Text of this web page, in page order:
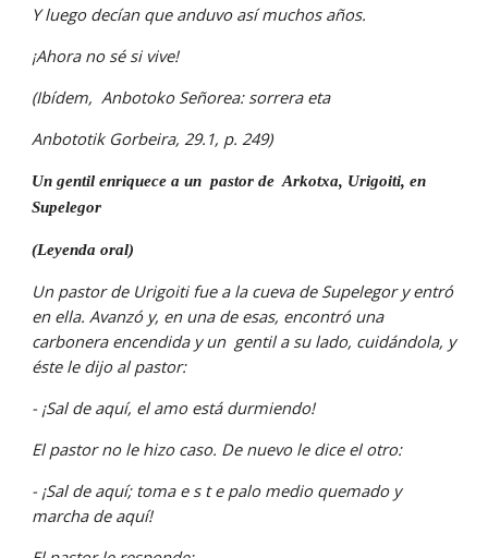
Y luego decían que anduvo así muchos años.
¡Ahora no sé si vive!
(Ibídem,  Anbotoko Señorea: sorrera eta
Anbototik Gorbeira, 29.1, p. 249)
Un gentil enriquece a un  pastor de  Arkotxa, Urigoiti, en
Supelegor
(Leyenda oral)
Un pastor de Urigoiti fue a la cueva de Supelegor y entró
en ella. Avanzó y, en una de esas, encontró una
carbonera encendida y un  gentil a su lado, cuidándola, y
éste le dijo al pastor:
- ¡Sal de aquí, el amo está durmiendo!
El pastor no le hizo caso. De nuevo le dice el otro:
- ¡Sal de aquí; toma e s t e palo medio quemado y
marcha de aquí!